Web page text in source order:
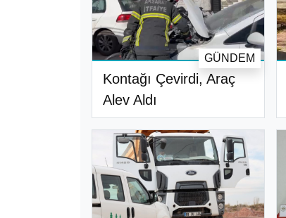
Kontağı Çevirdi, Araç
Alev Aldı
GÜNDEM